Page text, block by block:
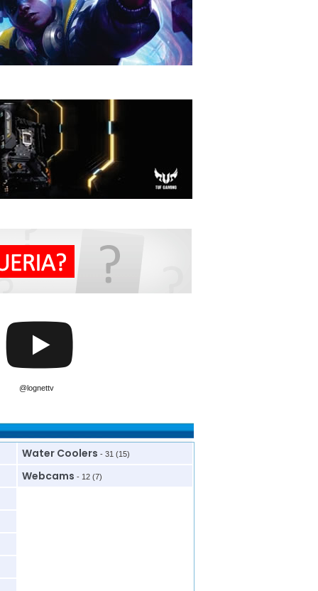
@lognettv
Water Coolers - 31 (15)
Webcams - 12 (7)